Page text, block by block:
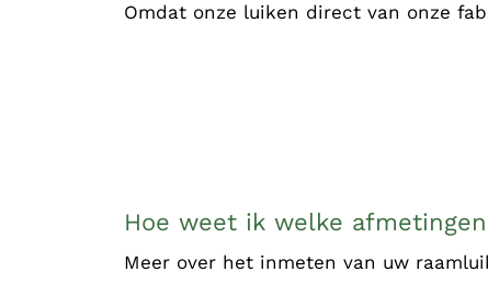
Omdat onze luiken direct van onze
Hoe weet ik welke
Meer over het inmeten van uw